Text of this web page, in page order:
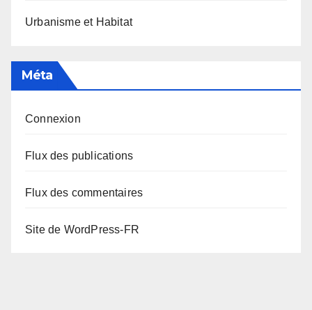
Urbanisme et Habitat
Méta
Connexion
Flux des publications
Flux des commentaires
Site de WordPress-FR